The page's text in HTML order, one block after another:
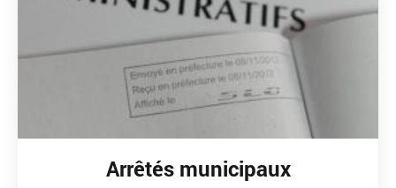
Arrêtés municipaux